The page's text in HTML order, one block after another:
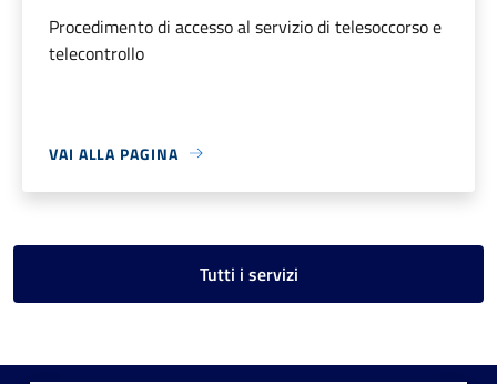
Procedimento di accesso al servizio di telesoccorso e
telecontrollo
VAI ALLA PAGINA
Tutti i servizi